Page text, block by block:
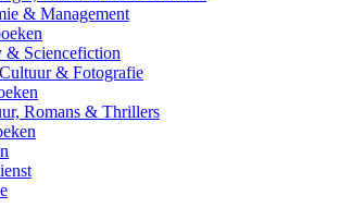
& Management
& Sciencefiction
& Fotografie
Romans & Thrillers